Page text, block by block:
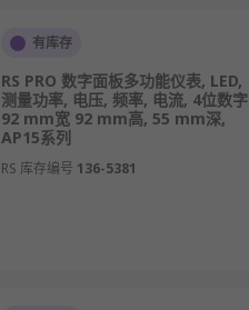
有库存
RS PRO 数字面板多功能仪表, LED,
测量功率, 电压, 频率, 电流, 4位数字
92 mm宽 92 mm高, 55 mm深,
AP15系列
RS 库存编号 136-5381